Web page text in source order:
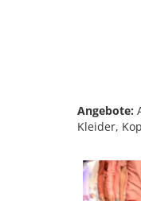
Angebote:
Kleider,